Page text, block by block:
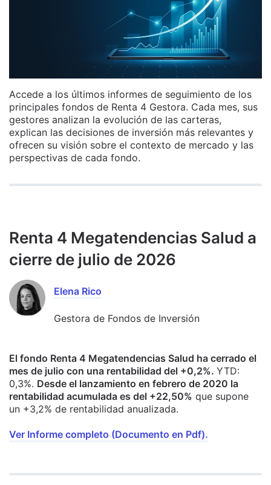
Accede a los últimos informes de seguimiento de los
principales fondos de Renta 4 Gestora. Cada mes, sus
gestores analizan la evolución de las carteras,
explican las decisiones de inversión más relevantes y
ofrecen su visión sobre el contexto de mercado y las
perspectivas de cada fondo.
Renta 4 Megatendencias Salud a
cierre de julio de 2026
Elena Rico
Gestora de Fondos de Inversión
El fondo Renta 4 Megatendencias Salud ha cerrado el
mes de julio con una rentabilidad del +0,2%. YTD:
0,3%. Desde el lanzamiento en febrero de 2020 la
rentabilidad acumulada es del +22,50% que supone
un +3,2% de rentabilidad anualizada.
Ver Informe completo (Documento en Pdf).